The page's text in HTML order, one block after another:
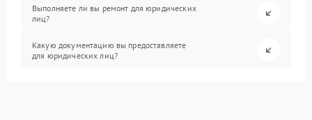
Выполняете ли вы ремонт для юридических
лиц?
Какую документацию вы предоставляете
для юридических лиц?